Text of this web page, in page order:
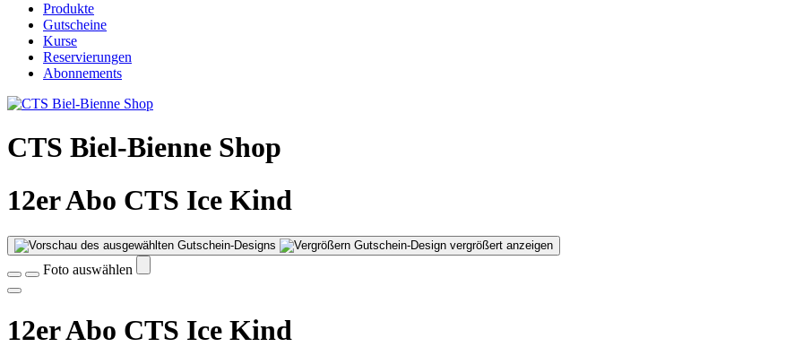
Produkte
Gutscheine
Kurse
Reservierungen
Abonnements
CTS Biel-Bienne Shop
12er Abo CTS Ice Kind
Gutschein-Design vergrößert anzeigen
Foto auswählen
12er Abo CTS Ice Kind